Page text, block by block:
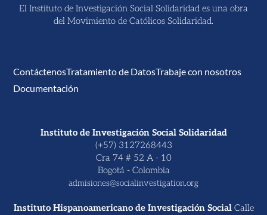
El Instituto de Investigación Social Solidaridad es una obra
del Movimiento de Católicos Solidaridad.
ContáctenosTratamiento de DatosTrabaje con nosotros
Documentación
Instituto de Investigación Social Solidaridad
(+57) 3127268443
Cra 74 # 52 A - 10
Bogotá - Colombia
admisiones@socialinvestigation.org
Instituto Hispanoamericano de Investigación Social Calle